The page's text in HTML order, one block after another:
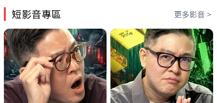
短影音專區 更多影音 >